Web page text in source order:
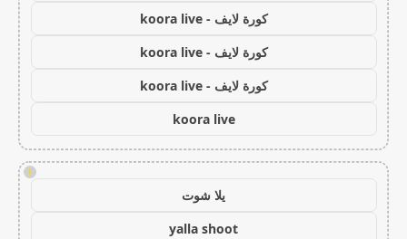
كورة لايف - koora live
كورة لايف - koora live
كورة لايف - koora live
koora live
!
يلا شوت
yalla shoot